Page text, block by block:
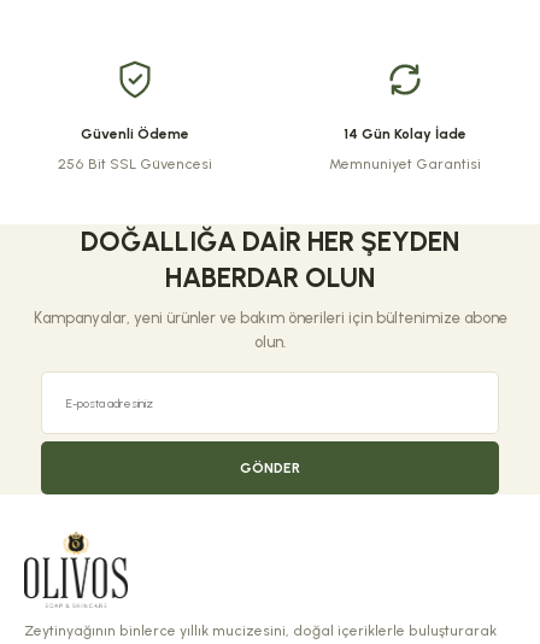
Güvenli Ödeme
256 Bit SSL Güvencesi
14 Gün Kolay İade
Memnuniyet Garantisi
DOĞALLIĞA DAIR HER ŞEYDEN
HABERDAR OLUN
Kampanyalar, yeni ürünler ve bakım önerileri için bültenimize abone
olun.
GÖNDER
Zeytinyağının binlerce yıllık mucizesini, doğal içeriklerle buluşturarak